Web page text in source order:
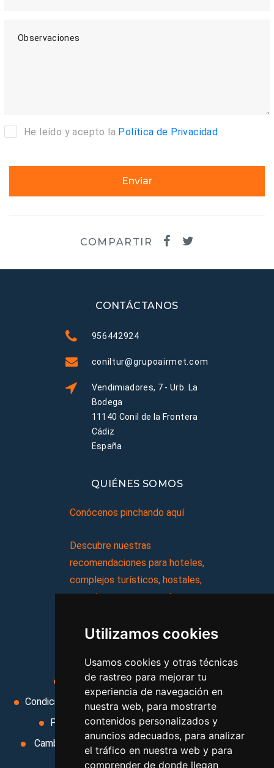
Utilizamos cookies
Usamos cookies y otras técnicas
de rastreo para mejorar tu
experiencia de navegación en
nuestra web, para mostrarte
contenidos personalizados y
anuncios adecuados, para analizar
el tráfico en nuestra web y para
comprender de donde llegan
Observaciones
He leído y acepto la Política de Privacidad
Enviar
COMPARTIR
CONTÁCTANOS
956442924
coniltur@grupoairmet.com
Vendimiadores, 7 - Urb. La
Bodega
11140 Conil de la Frontera
Cádiz
España
QUIÉNES SOMOS
Conócenos pinchando aquí
Descubre nuestras
recomendaciones para hoteles,
complejos turísticos, hostales,
vacaciones, paquetes de
Aviso legal
Condiciones de uso
Condiciones Generales
Ley de Viajes Combinados
Política de privacidad
Uso de cookies
Cambiar preferencias de cookies
Area privada
Contacto